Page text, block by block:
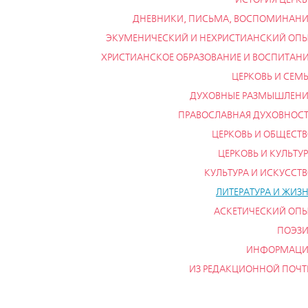
ДНЕВНИКИ, ПИСЬМА,
ЭКУМЕНИЧЕСКИЙ И НЕХРИСТИАНСКИЙ
ХРИСТИАНСКОЕ ОБРАЗОВАНИЕ И
ЦЕРКОВЬ И
ДУХОВНЫЕ
ПРАВОСЛАВНАЯ
ЦЕРКОВЬ И
ЦЕРКОВЬ И
КУЛЬТУРА И
ЛИТЕРАТУРА И
АСКЕТИЧЕСКИЙ
ИЗ РЕДАКЦИОННОЙ